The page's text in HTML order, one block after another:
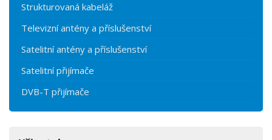
Strukturovaná kabeláž
Televizní antény a příslušenství
Satelitní antény a příslušenství
Satelitní přijímače
DVB-T přijímače